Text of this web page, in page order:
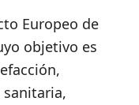
Europeo de
objetivo es